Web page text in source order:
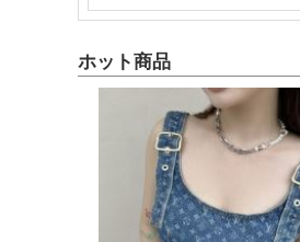
ホット商品